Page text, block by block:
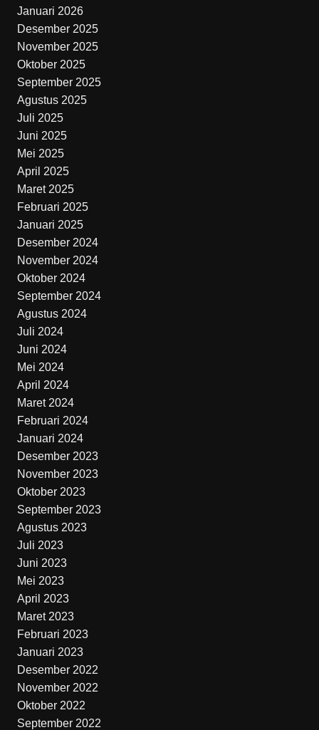
Januari 2026
Desember 2025
November 2025
Oktober 2025
September 2025
Agustus 2025
Juli 2025
Juni 2025
Mei 2025
April 2025
Maret 2025
Februari 2025
Januari 2025
Desember 2024
November 2024
Oktober 2024
September 2024
Agustus 2024
Juli 2024
Juni 2024
Mei 2024
April 2024
Maret 2024
Februari 2024
Januari 2024
Desember 2023
November 2023
Oktober 2023
September 2023
Agustus 2023
Juli 2023
Juni 2023
Mei 2023
April 2023
Maret 2023
Februari 2023
Januari 2023
Desember 2022
November 2022
Oktober 2022
September 2022